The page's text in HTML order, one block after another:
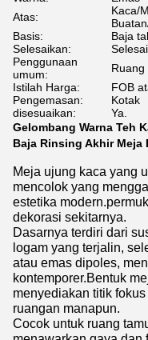
Atas:
Kaca/
Basis:
Baja
Selesaikan:
Penggunaan
umum:
Ruang
Istilah Harga:
FOB
Pengemasan:
Kotak
disesuaikan:
Ya.
Gelombang Warna Teh
Baja Rinsing Akhir Meja
Meja ujung kaca yang
mencolok yang
estetika
dekorasi sekitarnya.
Dasarnya terdiri dari
logam yang terjalin,
atau emas dipoles,
kontemporer.Bentuk
menyediakan titik
ruangan manapun.
Cocok untuk ruang